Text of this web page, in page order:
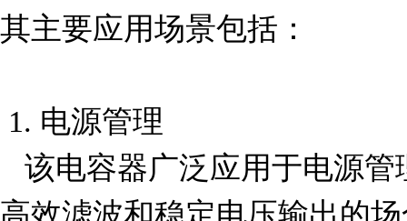
其主要应用场景包括：
高效滤波和稳定电压输出的